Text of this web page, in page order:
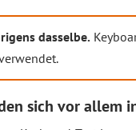
dasselbe.
sich vor allem